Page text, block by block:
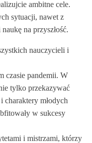
ambitne cele.
sytuacji, nawet z
na przyszłość.
nauczycieli i
czasie pandemii. W
tylko przekazywać
charaktery młodych
w sukcesy
i mistrzami, którzy